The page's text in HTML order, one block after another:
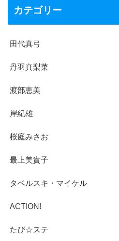
カテゴリー
田代真弓
丹羽真梨菜
渡部恵美
岸紀雄
桜庭みさお
最上美貴子
タベルスキ・マイケル
ACTION!
たび☆ステ